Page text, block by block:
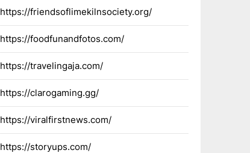
https://friendsoflimekilnsociety.org/
https://foodfunandfotos.com/
https://travelingaja.com/
https://clarogaming.gg/
https://viralfirstnews.com/
https://storyups.com/